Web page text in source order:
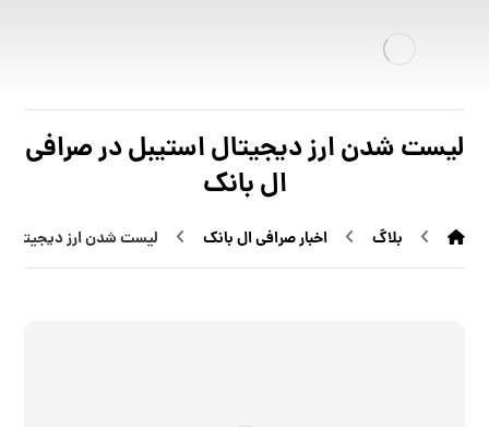
لیست شدن ارز دیجیتال استیبل در صرافی
ال بانک
بلاگ اخبار صرافی ال بانک لیست شدن ارز دیجیتال